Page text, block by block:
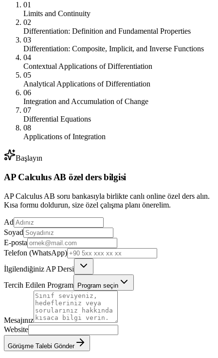
01
Limits and Continuity
02
Differentiation: Definition and Fundamental Properties
03
Differentiation: Composite, Implicit, and Inverse Functions
04
Contextual Applications of Differentiation
05
Analytical Applications of Differentiation
06
Integration and Accumulation of Change
07
Differential Equations
08
Applications of Integration
Başlayın
AP Calculus AB özel ders bilgisi
AP Calculus AB soru bankasıyla birlikte canlı online özel ders alın.
Kısa formu doldurun, size özel çalışma planı önerelim.
Ad
Soyad
E-posta
Telefon (WhatsApp)
İlgilendiğiniz AP Dersi
Tercih Edilen Program Program seçin
Mesajınız
Website
Görüşme Talebi Gönder